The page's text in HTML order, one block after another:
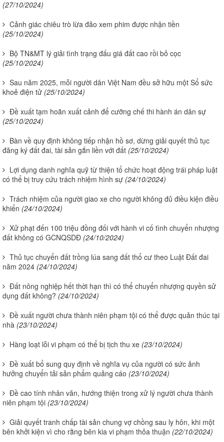
(27/10/2024)
Cảnh giác chiêu trò lừa đảo xem phim được nhận tiền
(25/10/2024)
Bộ TN&MT lý giải tình trạng đấu giá đất cao rồi bỏ cọc
(25/10/2024)
Sau năm 2025, mỗi người dân Việt Nam đều sở hữu một Sổ sức
khoẻ điện tử (25/10/2024)
Đề xuất tạm hoãn xuất cảnh để cưỡng chế thi hành án dân sự
(25/10/2024)
Bàn về quy định không tiếp nhận hồ sơ, dừng giải quyết thủ tục
đăng ký đất đai, tài sản gắn liền với đất (25/10/2024)
Lợi dụng danh nghĩa quỹ từ thiện tổ chức hoạt động trái pháp luật
có thể bị truy cứu trách nhiệm hình sự (24/10/2024)
Trách nhiệm của người giao xe cho người không đủ điều kiện điều
khiển (24/10/2024)
Xử phạt đến 100 triệu đồng đối với hành vi cố tình chuyển nhượng
đất không có GCNQSDĐ (24/10/2024)
Thủ tục chuyển đất trồng lúa sang đất thổ cư theo Luật Đất đai
năm 2024 (24/10/2024)
Đất nông nghiệp hết thời hạn thì có thể chuyển nhượng quyền sử
dụng đất không? (24/10/2024)
Đề xuất người chưa thành niên phạm tội có thể được quản thúc tại
nhà (23/10/2024)
Hàng loạt lỗi vi phạm có thể bị tịch thu xe (23/10/2024)
Đề xuất bổ sung quy định về nghĩa vụ của người có sức ảnh
hưởng chuyển tải sản phẩm quảng cáo (23/10/2024)
Đề cao tính nhân văn, hướng thiện trong xử lý người chưa thành
niên phạm tội (23/10/2024)
Giải quyết tranh chấp tài sản chung vợ chồng sau ly hôn, khi một
bên khởi kiện vì cho rằng bên kia vi phạm thỏa thuận (22/10/2024)